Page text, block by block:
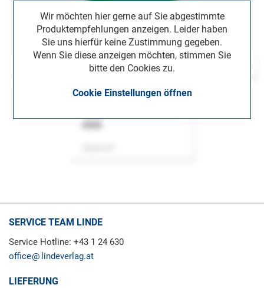
Wir möchten hier gerne auf Sie abgestimmte
Produktempfehlungen anzeigen. Leider haben
Sie uns hierfür keine Zustimmung gegeben.
Wenn Sie diese anzeigen möchten, stimmen Sie
bitte den Cookies zu.
Cookie Einstellungen öffnen
SERVICE TEAM LINDE
Service Hotline: +43 1 24 630
office
lindeverlag.at
LIEFERUNG